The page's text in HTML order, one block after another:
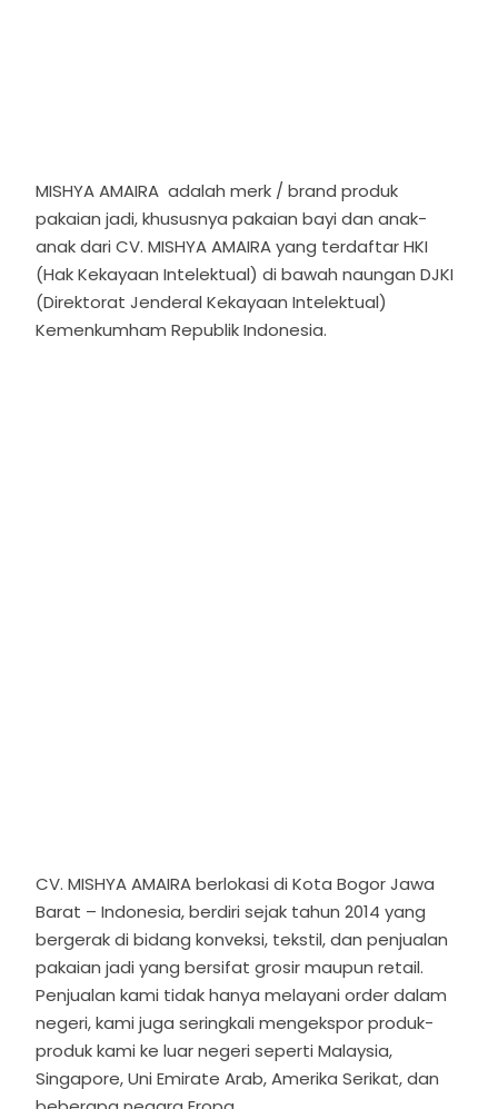
MISHYA AMAIRA adalah merk / brand produk
pakaian jadi, khususnya pakaian bayi dan anak-
anak dari CV. MISHYA AMAIRA yang terdaftar HKI
(Hak Kekayaan Intelektual) di bawah naungan DJKI
(Direktorat Jenderal Kekayaan Intelektual)
Kemenkumham Republik Indonesia.
CV. MISHYA AMAIRA berlokasi di Kota Bogor Jawa
Barat – Indonesia, berdiri sejak tahun 2014 yang
bergerak di bidang konveksi, tekstil, dan penjualan
pakaian jadi yang bersifat grosir maupun retail.
Penjualan kami tidak hanya melayani order dalam
negeri, kami juga seringkali mengekspor produk-
produk kami ke luar negeri seperti Malaysia,
Singapore, Uni Emirate Arab, Amerika Serikat, dan